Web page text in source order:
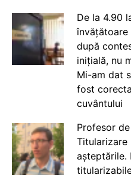
De la 4.90
învățătoare
după
inițială, nu
Mi-am dat
fost
cuvântului
Profesor
Titularizare
așteptările.